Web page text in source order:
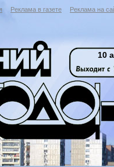
Реклама в газете Реклама на
10